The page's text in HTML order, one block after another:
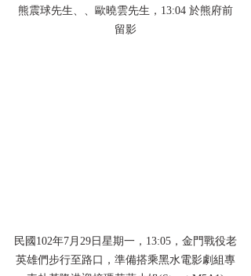
熊震球先生、、歐曉雲先生，13:04 於熊府前
留影
民國102年7月29日星期一，13:05，金門戰役老
英雄們步行至路口，準備搭乘黑水電影劇組專